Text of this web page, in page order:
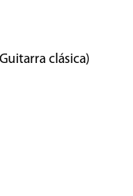
clásica)